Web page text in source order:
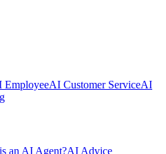
EmployeeAI Customer ServiceAI
an AI Agent?AI Advice